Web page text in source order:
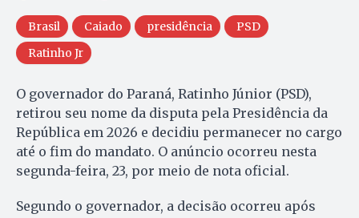
Brasil Caiado presidência
PSD
Ratinho Jr
O governador do Paraná, Ratinho Júnior (PSD),
retirou seu nome da disputa pela Presidência da
República em 2026 e decidiu permanecer no cargo
até o fim do mandato. O anúncio ocorreu nesta
segunda-feira, 23, por meio de nota oficial.
Segundo o governador, a decisão ocorreu após